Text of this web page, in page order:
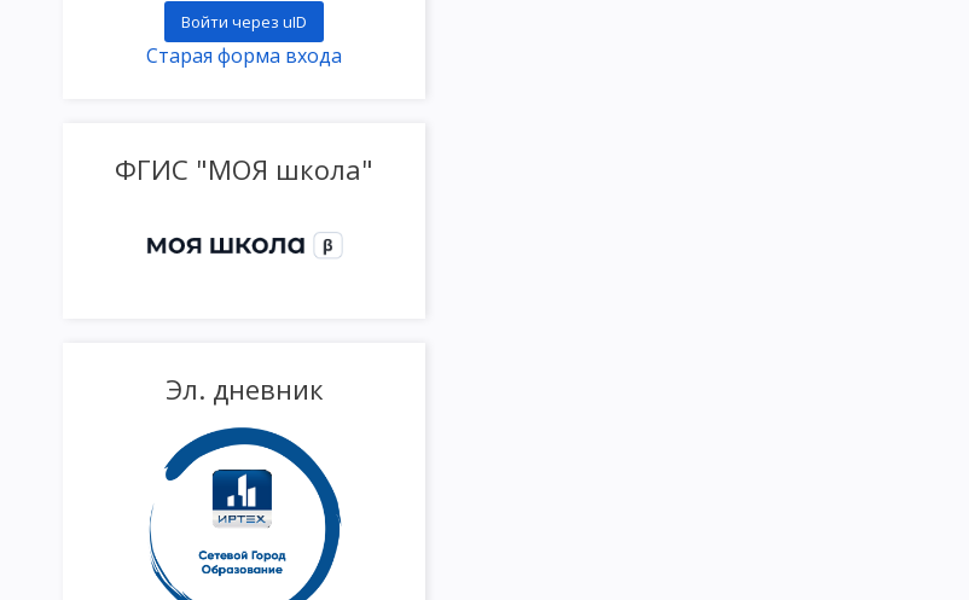
Войти через uID
Старая форма входа
ФГИС "МОЯ школа"
Эл. дневник